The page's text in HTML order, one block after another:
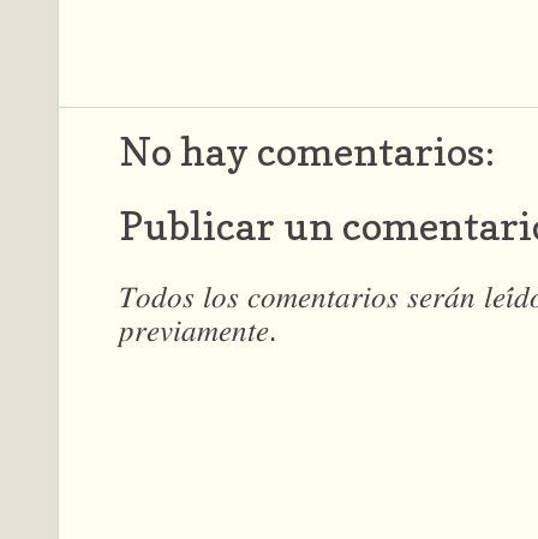
No hay comentarios:
Publicar un
𝑇𝑜𝑑𝑜𝑠 𝑙𝑜𝑠 𝑐𝑜𝑚𝑒𝑛𝑡𝑎𝑟𝑖𝑜𝑠 𝑠𝑒𝑟𝑎́𝑛
𝑝𝑟𝑒𝑣𝑖𝑎𝑚𝑒𝑛𝑡𝑒.